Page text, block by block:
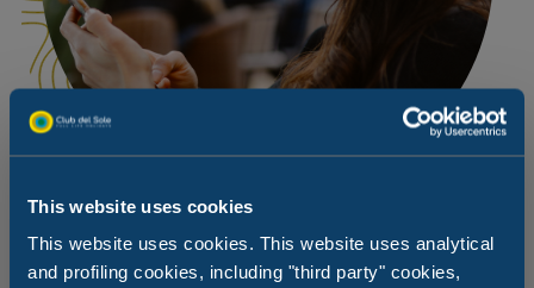
This website uses cookies
This website uses cookies. This website uses analytical
and profiling cookies, including "third party" cookies,